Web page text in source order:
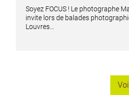
Soyez FOCUS ! Le photographe
invite lors de balades
Louvres…